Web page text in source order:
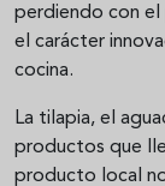
perdiendo con el
el carácter
cocina.
La tilapia, el
productos que
producto local